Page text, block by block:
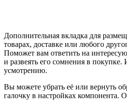
Дополнительная вкладка для
товарах, доставке или любого
Поможет вам ответить на
и развеять его сомнения в покупке.
усмотрению.
Вы можете убрать её или вернуть
галочку в настройках компонента.